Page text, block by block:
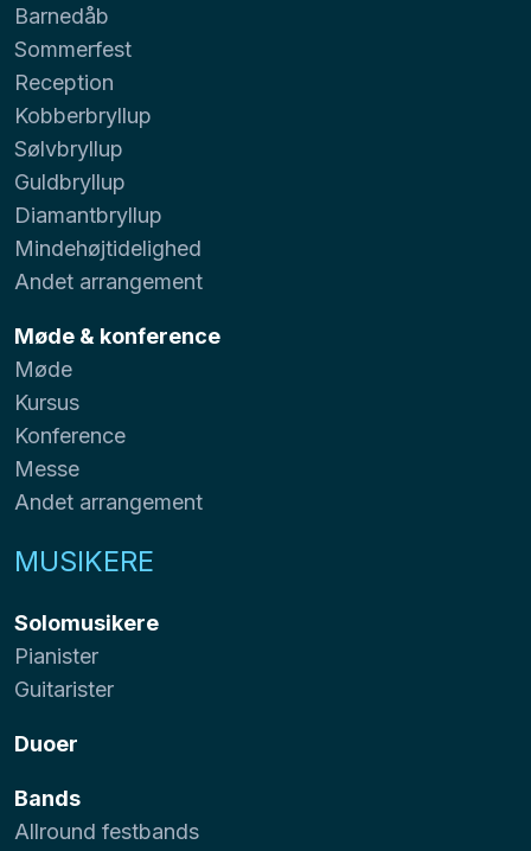
Barnedåb
Sommerfest
Reception
Kobberbryllup
Sølvbryllup
Guldbryllup
Diamantbryllup
Mindehøjtidelighed
Andet arrangement
Møde & konference
Møde
Kursus
Konference
Messe
Andet arrangement
MUSIKERE
Solomusikere
Pianister
Guitarister
Duoer
Bands
Allround festbands